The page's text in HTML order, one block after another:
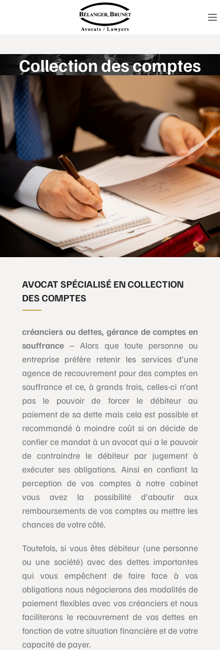
Collection des comptes
AVOCAT SPÉCIALISÉ EN COLLECTION
DES COMPTES
créanciers ou dettes, gérance de comptes en
souffrance– Alors que toute personne ou
entreprise préfère retenir les services d’une
agence de recouvrement pour des comptes en
souffrance et ce, à grands frais, celles-ci n’ont
pas le pouvoir de forcer le débiteur au
paiement de sa dette mais cela est possible et
recommandé à moindre coût si on décide de
confier ce mandat à un avocat qui a le pouvoir
de contraindre le débiteur par jugement à
exécuter ses obligations. Ainsi en confiant la
perception de vos comptes à notre cabinet
vous avez la possibilité d’aboutir aux
remboursements de vos comptes ou mettre les
chances de votre côté.
Toutefois, si vous êtes débiteur (une personne
ou une société) avec des dettes importantes
qui vous empêchent de faire face à vos
obligations nous négocierons des modalités de
paiement flexibles avec vos créanciers et nous
faciliterons le recouvrement de vos dettes en
fonction de votre situation financière et de votre
capacité de payer.